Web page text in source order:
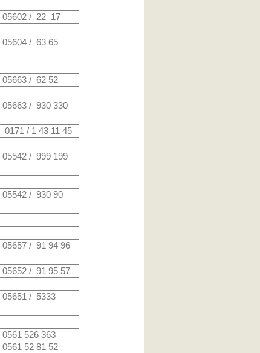
05602 / 22 17
05604 / 63 65
05663 / 62 52
05663 / 930 330
0171 / 1 43 11 45
05542 / 999 199
05542 / 930 90
05657 / 91 94 96
05652 / 91 95 57
05651 / 5333
0561 526 363
0561 52 81 52